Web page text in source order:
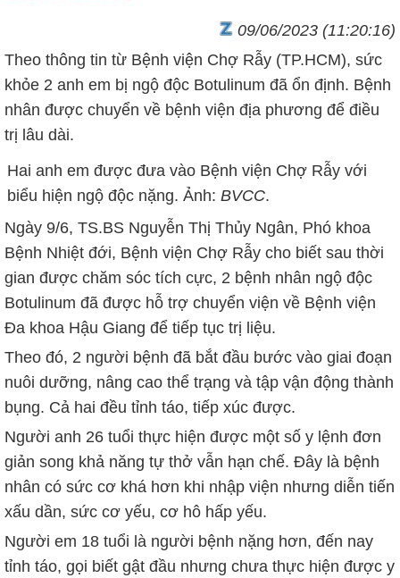
09/06/2023 (11:20:16)
Theo thông tin từ Bệnh viện Chợ Rẫy (TP.HCM), sức
khỏe 2 anh em bị ngộ độc Botulinum đã ổn định. Bệnh
nhân được chuyển về bệnh viện địa phương để điều
trị lâu dài.
Hai anh em được đưa vào Bệnh viện Chợ Rẫy với
biểu hiện ngộ độc nặng. Ảnh: BVCC.
Ngày 9/6, TS.BS Nguyễn Thị Thủy Ngân, Phó khoa
Bệnh Nhiệt đới, Bệnh viện Chợ Rẫy cho biết sau thời
gian được chăm sóc tích cực, 2 bệnh nhân ngộ độc
Botulinum đã được hỗ trợ chuyển viện về Bệnh viện
Đa khoa Hậu Giang để tiếp tục trị liệu.
Theo đó, 2 người bệnh đã bắt đầu bước vào giai đoạn
nuôi dưỡng, nâng cao thể trạng và tập vận động thành
bụng. Cả hai đều tỉnh táo, tiếp xúc được.
Người anh 26 tuổi thực hiện được một số y lệnh đơn
giản song khả năng tự thở vẫn hạn chế. Đây là bệnh
nhân có sức cơ khá hơn khi nhập viện nhưng diễn tiến
xấu dần, sức cơ yếu, cơ hô hấp yếu.
Người em 18 tuổi là người bệnh nặng hơn, đến nay
tỉnh táo, gọi biết gật đầu nhưng chưa thực hiện được y